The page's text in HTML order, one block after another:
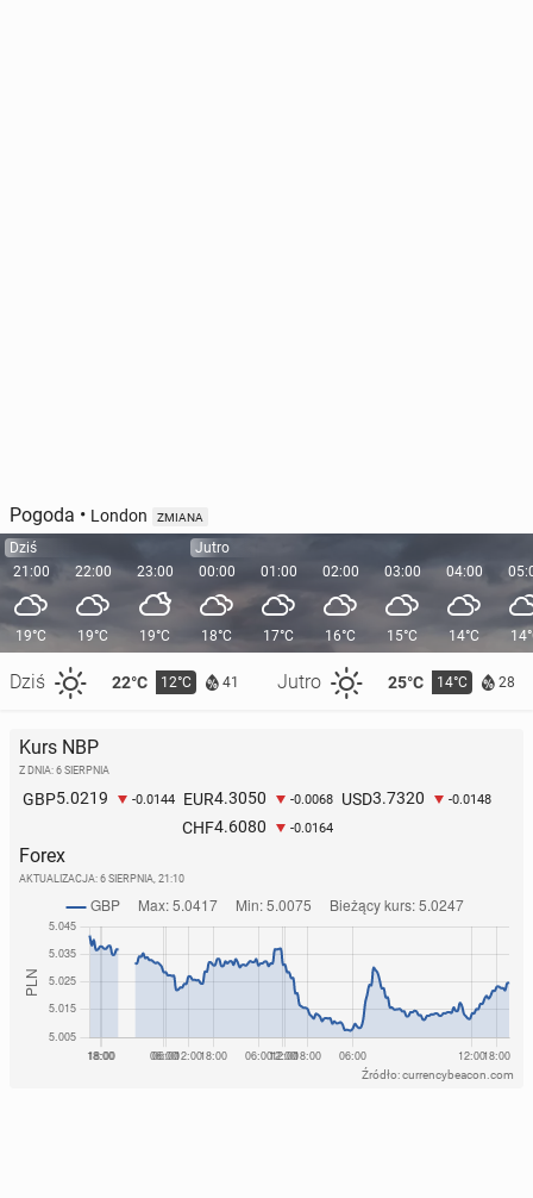
Pogoda • London ZMIANA
Dziś
21:00
19°C
Dziś 22°C 12°C 41 Jutro 25°C 14°C 28
22:00
19°C
23:00
19°C
Jutro
00:00
18°C
01:00
17°C
02:00
16°C
03:00
15°C
04:00
14°C
Kurs NBP
Z DNIA: 6 SIERPNIA
GBP5.0219 -0.0144 EUR4.3050 -0.0068 USD3.7320 -0.0148
CHF4.6080 -0.0164
Forex
AKTUALIZACJA: 6 SIERPNIA, 21:10
Źródło: currencybeacon.com